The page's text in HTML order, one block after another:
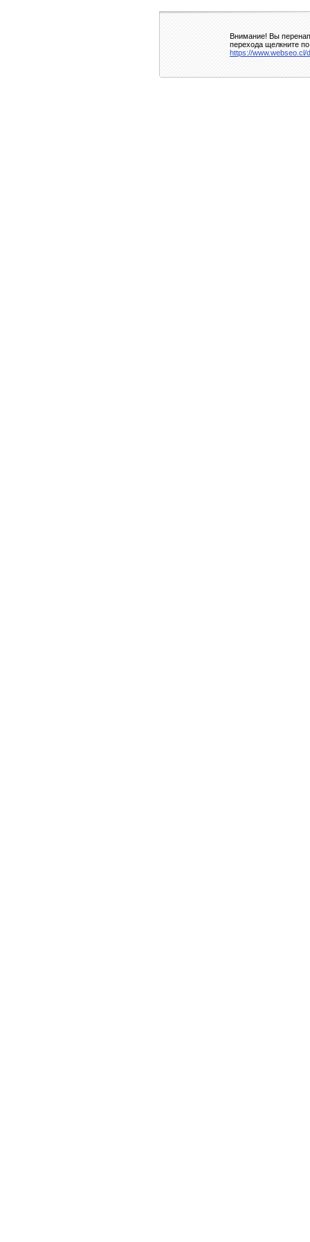
Внимание! Вы
перехода щелкните
https://www.webseo.cl/